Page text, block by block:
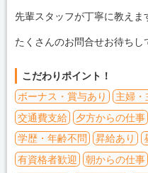
先輩スタッフが丁寧に教えま
たくさんのお問合せお待ちし
こだわりポイント！
ボーナス・賞与あり
主婦・
交通費支給
夕方からの仕事
学歴・年齢不問
昇給あり
有資格者歓迎
朝からの仕事